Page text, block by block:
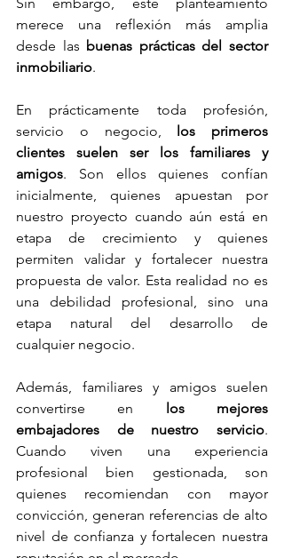
merece una reflexión más amplia
desde las buenas prácticas del sector
inmobiliario.
En prácticamente toda profesión,
servicio o negocio, los primeros
clientes suelen ser los familiares y
amigos. Son ellos quienes confían
inicialmente, quienes apuestan por
nuestro proyecto cuando aún está en
etapa de crecimiento y quienes
permiten validar y fortalecer nuestra
propuesta de valor. Esta realidad no es
una debilidad profesional, sino una
etapa natural del desarrollo de
cualquier negocio.
Además, familiares y amigos suelen
convertirse en los mejores
embajadores de nuestro servicio.
Cuando viven una experiencia
profesional bien gestionada, son
quienes recomiendan con mayor
convicción, generan referencias de alto
nivel de confianza y fortalecen nuestra